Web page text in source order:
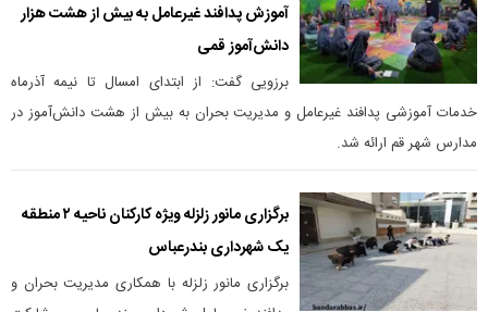
آموزش پدافند غیرعامل به بیش از هشت هزار
دانش‌آموز قمی
برزویی گفت: از ابتدای امسال تا نیمه آذرماه
خدمات آموزشی پدافند غیرعامل و مدیریت بحران به بیش از هشت دانش‌آموز در
مدارس شهر قم ارائه شد.
برگزاری مانور زلزله ویژه کارکنان ناحیه ۲ منطقه
یک شهرداری بندرعباس
برگزاری مانور زلزله با همکاری مدیریت بحران و